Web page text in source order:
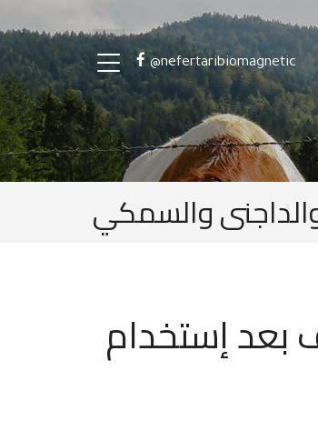
@nefertaribiomagnetic
والسمكي
بعد إستخدام